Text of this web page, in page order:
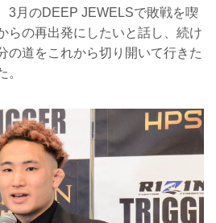
3月のDEEP JEWELSで敗戦を喫
らの再出発にしたいと話し、続け
の道をこれから切り開いて行きた
。